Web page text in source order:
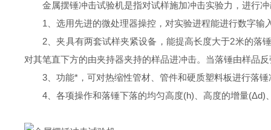
金属摆锤冲击试验机是指对试样施加冲击实验力，进行冲
1、选用先进的微处理器操控，对实验进程能进行数字输
2、夹具有两套试样夹紧设备，能提高长度大于2米的落锤
对其笔直下方的由夹持器夹持的样品进冲击。当落锤由样品
3、功能*，可对热缩性管材、管件和硬质塑料板进行落锤
4、各项操作和落锤下落的均匀高度(h)、高度的增量(Δd)